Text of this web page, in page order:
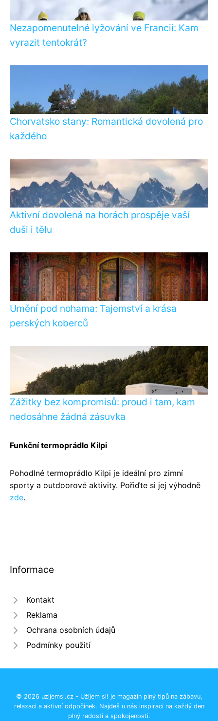
Nezapomenutelné lyžování ve Francii: Kam
vyrazit tentokrát?
Chorvatsko stany: Romantická dovolená pro
každého
Aktivní dovolená na horách prospěje vaší
duši i tělu
Umění pod nohama: Tajemství a krása
perských koberců
Zážitky bez kompromisů: proud i tam, kam
nedosáhne žádná zásuvka
Funkční termoprádlo Kilpi
Pohodlné termoprádlo Kilpi je ideální pro zimní
sporty a outdoorové aktivity. Pořiďte si jej výhodně
zde.
Informace
Kontakt
Reklama
Ochrana osobních údajů
Podmínky použití
© 2026 uzijemsi.cz - Užijem si! je magazín plný tipů na zábavu,
relaxaci a aktivní odpočinek. Najdeš u nás inspiraci na každý den
plný radosti a spokojenosti.